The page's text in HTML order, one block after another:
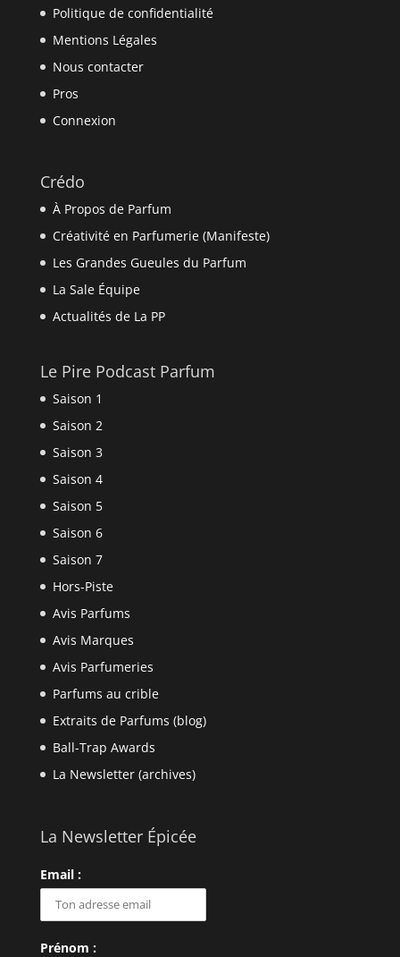
Politique de confidentialité
Mentions Légales
Nous contacter
Pros
Connexion
Crédo
À Propos de Parfum
Créativité en Parfumerie (Manifeste)
Les Grandes Gueules du Parfum
La Sale Équipe
Actualités de La PP
Le Pire Podcast Parfum
Saison 1
Saison 2
Saison 3
Saison 4
Saison 5
Saison 6
Saison 7
Hors-Piste
Avis Parfums
Avis Marques
Avis Parfumeries
Parfums au crible
Extraits de Parfums (blog)
Ball-Trap Awards
La Newsletter (archives)
La Newsletter Épicée
Email :
Prénom :